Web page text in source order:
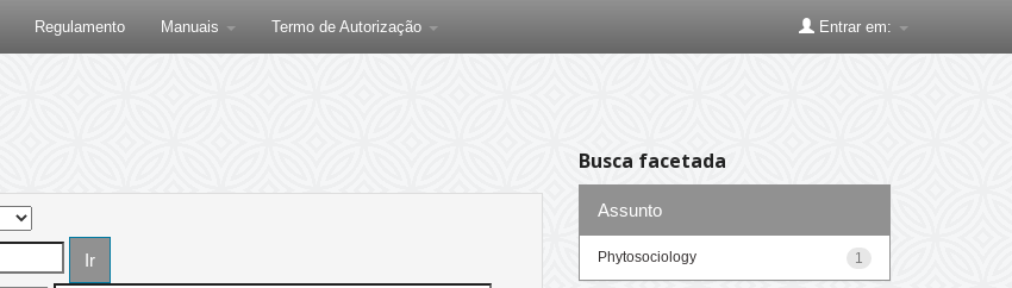
Regulamento Manuais Termo de Autorização Entrar em:
Busca facetada
Assunto
1
Phytosociology